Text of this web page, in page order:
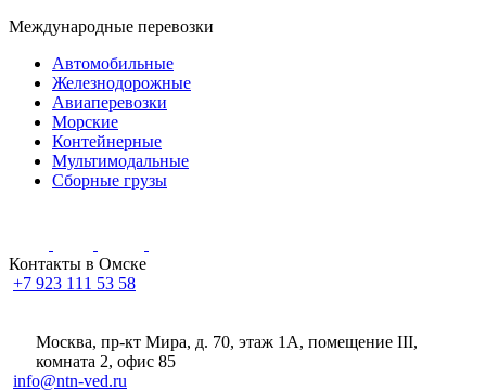
Международные перевозки
Автомобильные
Железнодорожные
Авиаперевозки
Морские
Контейнерные
Мультимодальные
Сборные грузы
Контакты в Омске
+7 923 111 53 58
Москва, пр-кт Мира, д. 70, этаж 1А, помещение III,
комната 2, офис 85
info@ntn-ved.ru